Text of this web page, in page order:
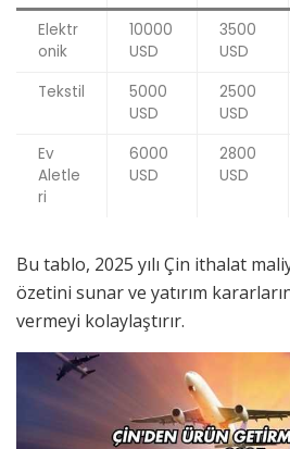
Elektr
onik
10000
USD
3500
USD
Tekstil
5000
USD
2500
USD
Ev
Aletle
ri
6000
USD
2800
USD
Bu tablo, 2025 yılı Çin ithalat
özetini sunar ve yatırım
vermeyi kolaylaştırır.